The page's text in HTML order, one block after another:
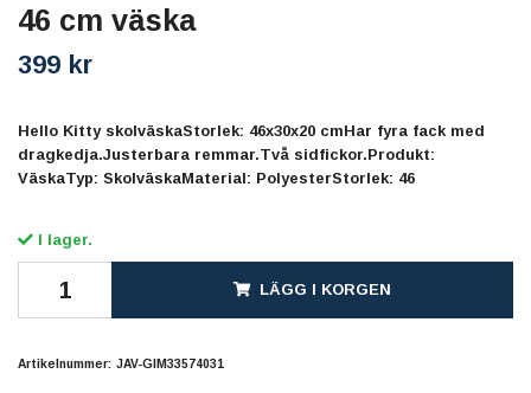
46 cm väska
399 kr
Hello Kitty skolväskaStorlek: 46x30x20 cmHar fyra fack med
dragkedja.Justerbara remmar.Två sidfickor.Produkt:
VäskaTyp: SkolväskaMaterial: PolyesterStorlek: 46
I lager.
LÄGG I KORGEN
Artikelnummer: JAV-GIM33574031